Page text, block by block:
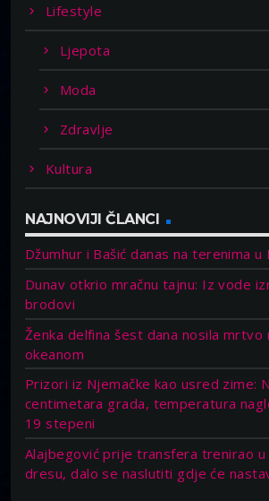
Lifestyle
Ljepota
Moda
Zdravlje
Kultura
NAJNOVIJI ČLANCI
Džumhur i Bašić danas na terenima u
Dunav otkrio mračnu tajnu: Iz vode
brodovi
Ženka delfina šest dana nosila mrtvo
okeanom
Prizori iz Njemačke kao usred zime:
centimetara grada, temperatura
19 stepeni
Alajbegović prije transfera trenirao u
dresu, dalo se naslutiti gdje će